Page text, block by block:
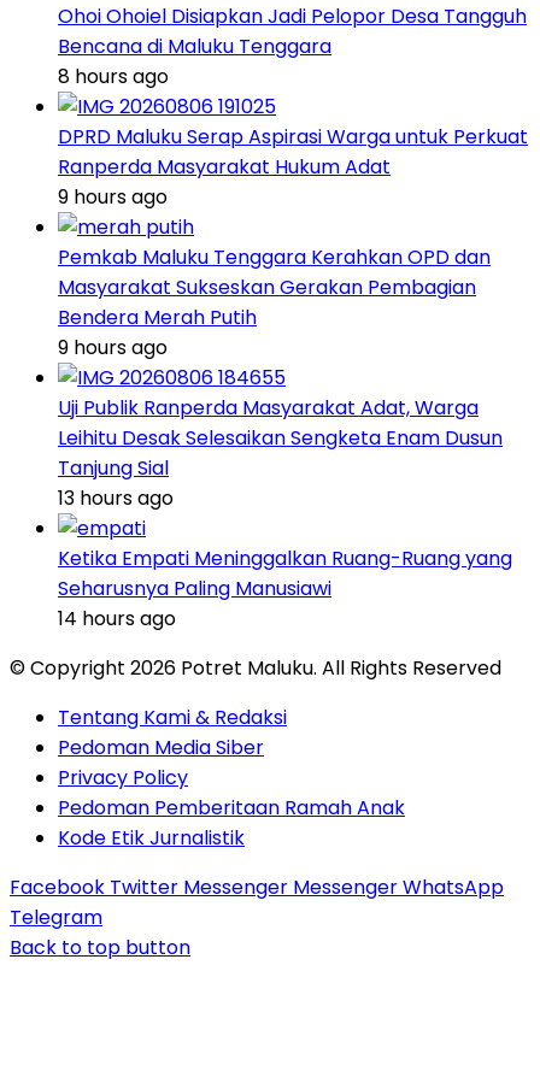
Ohoi Ohoiel Disiapkan Jadi Pelopor Desa Tangguh
Bencana di Maluku Tenggara
8 hours ago
DPRD Maluku Serap Aspirasi Warga untuk Perkuat
Ranperda Masyarakat Hukum Adat
9 hours ago
Pemkab Maluku Tenggara Kerahkan OPD dan
Masyarakat Sukseskan Gerakan Pembagian
Bendera Merah Putih
9 hours ago
Uji Publik Ranperda Masyarakat Adat, Warga
Leihitu Desak Selesaikan Sengketa Enam Dusun
Tanjung Sial
13 hours ago
Ketika Empati Meninggalkan Ruang-Ruang yang
Seharusnya Paling Manusiawi
14 hours ago
© Copyright 2026 Potret Maluku. All Rights Reserved
Tentang Kami & Redaksi
Pedoman Media Siber
Privacy Policy
Pedoman Pemberitaan Ramah Anak
Kode Etik Jurnalistik
Facebook Twitter Messenger MessengerWhatsApp
Telegram
Back to top button